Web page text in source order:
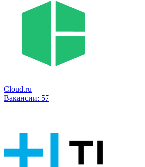
Cloud.ru
Вакансии: 57